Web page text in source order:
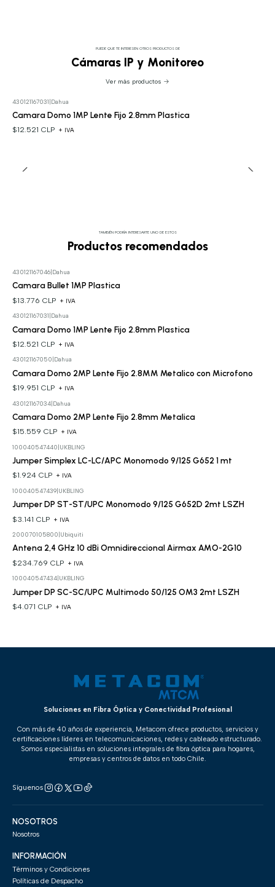
PUEDE QUE TE INTERESEN OTROS PRODUCTOS DE
Cámaras IP y Monitoreo
Ver más productos
430121167031 Dahua
Camara Domo 1MP Lente Fijo 2.8mm Plastica
$12.521 CLP + IVA
TAMBIÉN PODRÍA INTERESARTE UNO DE ESTOS
Productos recomendados
430121167046| Dahua
Camara Bullet 1MP Plastica
$13.776 CLP + IVA
430121167031 Dahua
Camara Domo 1MP Lente Fijo 2.8mm Plastica
$12.521 CLP + IVA
430121167050 Dahua
Camara Domo 2MP Lente Fijo 2.8MM Metalico con Microfono
$19.951 CLP + IVA
430121167034| Dahua
Camara Domo 2MP Lente Fijo 2.8mm Metalica
$15.559 CLP + IVA
100040547440 UKBLING
Jumper Simplex LC-LC/APC Monomodo 9/125 G652 1 mt
$1.924 CLP + IVA
100040547439| UKBLING
Jumper DP ST-ST/UPC Monomodo 9/125 G652D 2mt LSZH
$3.141 CLP + IVA
200070105800 Ubiquiti
Antena 2,4 GHz 10 dBi Omnidireccional Airmax AMO-2G10
$234.769 CLP + IVA
100040547434| UKBLING
Jumper DP SC-SC/UPC Multimodo 50/125 OM3 2mt LSZH
$4.071 CLP + IVA
Soluciones en Fibra Óptica y Conectividad Profesional
Con más de 40 años de experiencia, Metacom ofrece productos, servicios y
certificaciones líderes en telecomunicaciones, redes y cableado estructurado.
Somos especialistas en soluciones integrales de fibra óptica para hogares,
empresas y centros de datos en todo Chile.
Síguenos
NOSOTROS
Nosotros
INFORMACIÓN
Términos y Condiciones
Políticas de Despacho